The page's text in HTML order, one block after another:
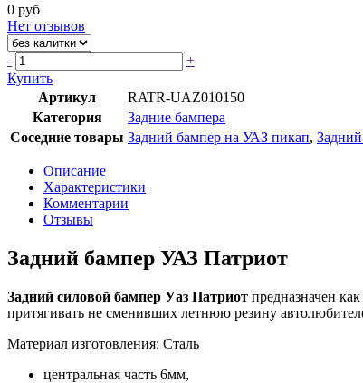
0 руб
Нет отзывов
-
+
Купить
Артикул
RATR-UAZ010150
Категория
Задние бампера
Соседние товары Задний бампер на УАЗ пикап,
Описание
Характеристики
Комментарии
Отзывы
Задний бампер УАЗ Патриот
Задний силовой бампер Уаз Патриот предназначен
притягивать не сменивших летнюю резину
Материал изготовления: Сталь
центральная часть 6мм,